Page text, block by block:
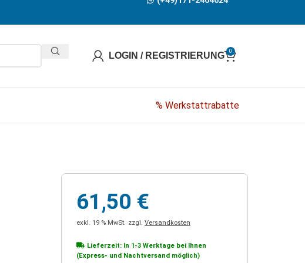
LOGIN / REGISTRIERUNG 0
% Werkstattrabatte
61,50 €
exkl. 19 % MwSt. zzgl. Versandkosten
Lieferzeit: In 1-3 Werktage bei Ihnen
(Express- und Nachtversand möglich)